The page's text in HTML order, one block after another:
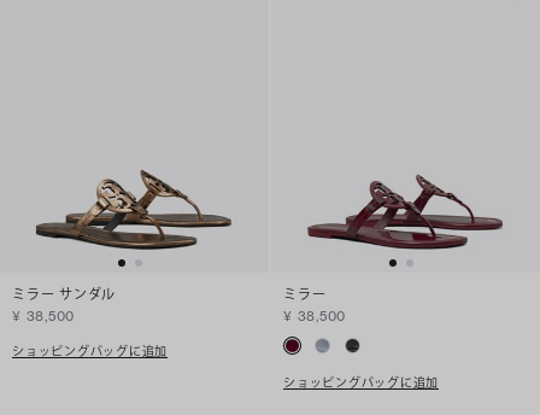
ミラー サンダル
¥ 38,500
ショッピングバッグに追加
ミラー
¥ 38,500
ショッピングバッグに追加